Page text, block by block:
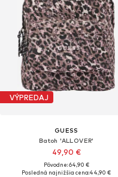
VÝPREDAJ
GUESS
Batoh 'ALLOVER'
49,90 €
Pôvodne: 64,90 €
Posledná najnižšia cena:44,90 €